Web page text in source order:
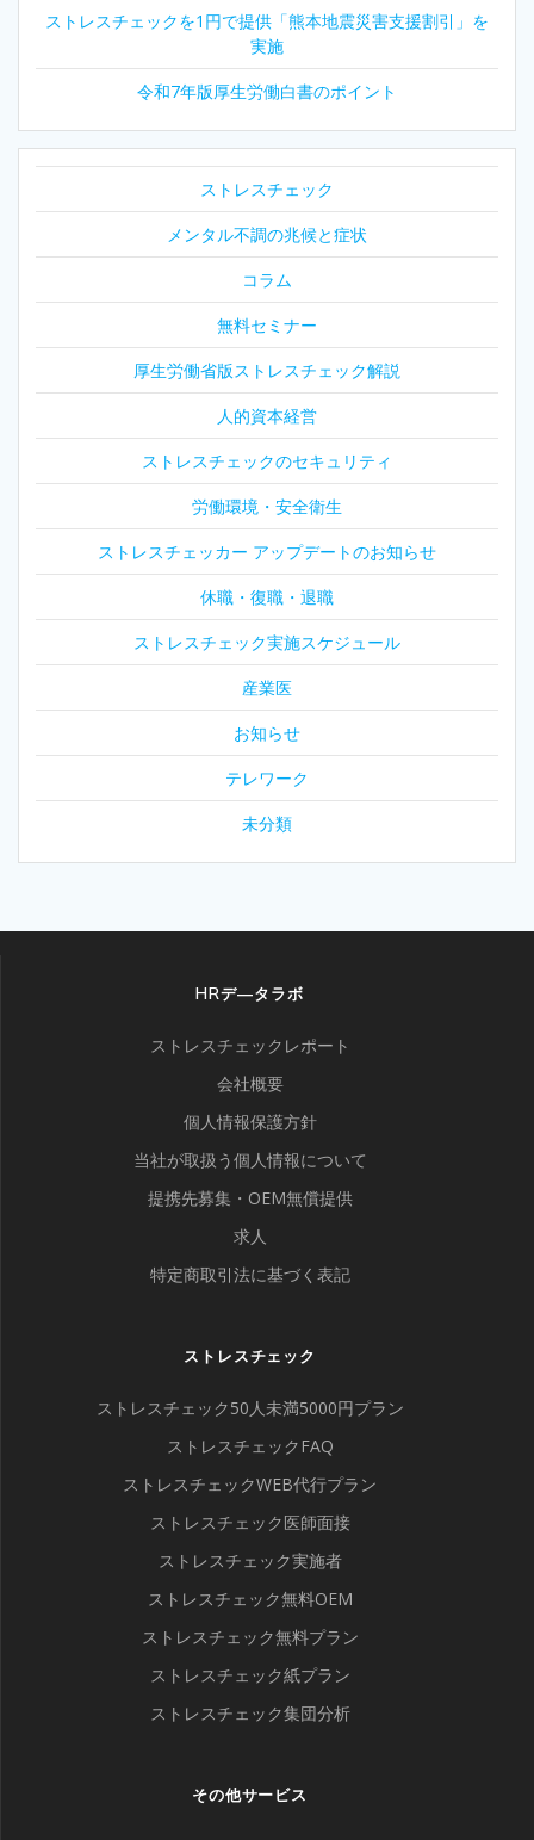
シ
ョ
ン
ストレスチェックを1円で提供「熊本地震災害支援割引」を
実施
令和7年版厚生労働白書のポイント
ストレスチェック
メンタル不調の兆候と症状
コラム
無料セミナー
厚生労働省版ストレスチェック解説
人的資本経営
ストレスチェックのセキュリティ
労働環境・安全衛生
ストレスチェッカー アップデートのお知らせ
休職・復職・退職
ストレスチェック実施スケジュール
産業医
お知らせ
テレワーク
未分類
HRデ―タラボ
ストレスチェックレポート
会社概要
個人情報保護方針
当社が取扱う個人情報について
提携先募集・OEM無償提供
求人
特定商取引法に基づく表記
ストレスチェック
ストレスチェック50人未満5000円プラン
ストレスチェックFAQ
ストレスチェックWEB代行プラン
ストレスチェック医師面接
ストレスチェック実施者
ストレスチェック無料OEM
ストレスチェック無料プラン
ストレスチェック紙プラン
ストレスチェック集団分析
その他サービス